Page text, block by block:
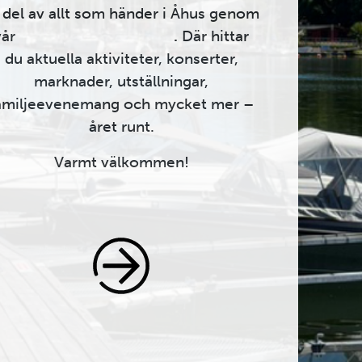
del av allt som händer i Åhus genom
. Där hittar
du aktuella aktiviteter, konserter,
marknader, utställningar,
och mycket mer –
året runt.
Varmt välkommen!